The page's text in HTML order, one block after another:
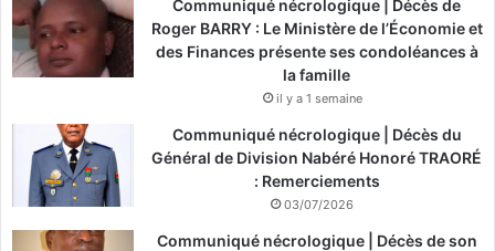
Communiqué nécrologique | Décès de
Roger BARRY : Le Ministère de l’Économie et
des Finances présente ses condoléances à
la famille
il y a 1 semaine
Communiqué nécrologique | Décès du
Général de Division Nabéré Honoré TRAORÉ
: Remerciements
03/07/2026
Communiqué nécrologique | Décès de son